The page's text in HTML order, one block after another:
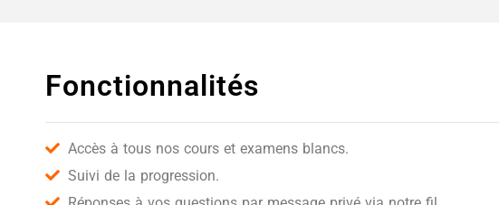
Fonctionnalités
Accès à tous nos cours et examens blancs.
Suivi de la progression.